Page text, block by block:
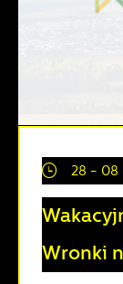
28 - 08
Wronki